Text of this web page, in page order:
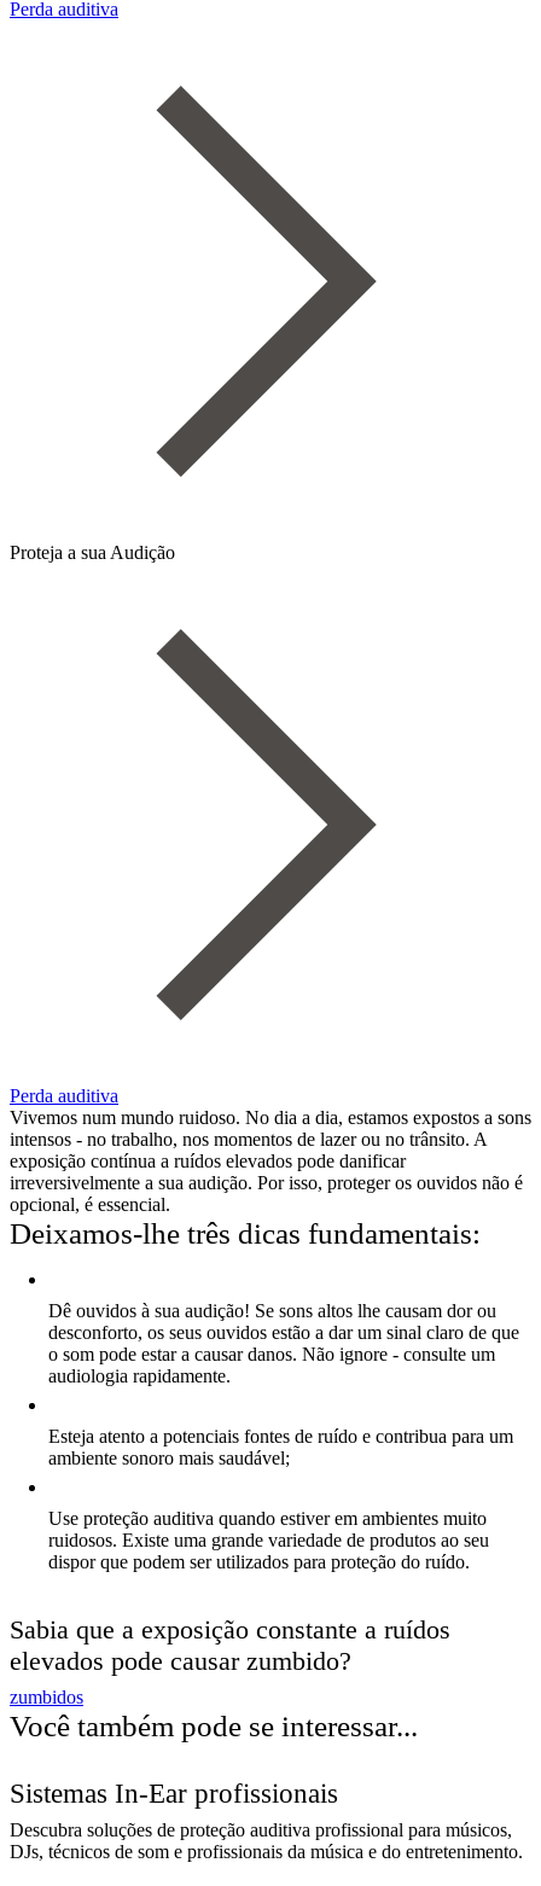
Perda auditiva
Proteja a sua Audição
Perda auditiva
Vivemos num mundo ruidoso. No dia a dia, estamos expostos a sons
intensos - no trabalho, nos momentos de lazer ou no trânsito. A
exposição contínua a ruídos elevados pode danificar
irreversivelmente a sua audição. Por isso, proteger os ouvidos não é
opcional, é essencial.
Deixamos-lhe três dicas fundamentais:
Dê ouvidos à sua audição! Se sons altos lhe causam dor ou
desconforto, os seus ouvidos estão a dar um sinal claro de que
o som pode estar a causar danos. Não ignore - consulte um
audiologia rapidamente.
Esteja atento a potenciais fontes de ruído e contribua para um
ambiente sonoro mais saudável;
Use proteção auditiva quando estiver em ambientes muito
ruidosos. Existe uma grande variedade de produtos ao seu
dispor que podem ser utilizados para proteção do ruído.
Sabia que a exposição constante a ruídos
elevados pode causar zumbido?
zumbidos
Você também pode se interessar...
Sistemas In-Ear profissionais
Descubra soluções de proteção auditiva profissional para músicos,
DJs, técnicos de som e profissionais da música e do entretenimento.